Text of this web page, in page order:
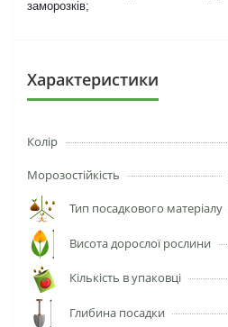
заморозків;
Характеристики
Колір
Морозостійкість
Тип посадкового матеріалу
Висота дорослої рослини
Кількість в упаковці
Глибина посадки